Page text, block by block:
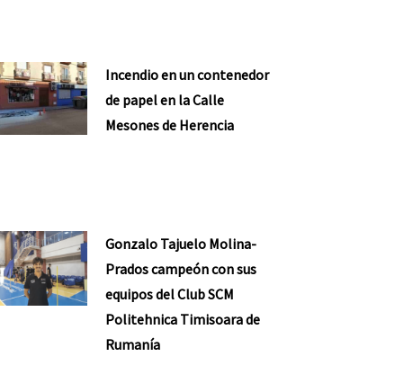
Incendio en un contenedor
de papel en la Calle
Mesones de Herencia
Gonzalo Tajuelo Molina-
Prados campeón con sus
equipos del Club SCM
Politehnica Timisoara de
Rumanía